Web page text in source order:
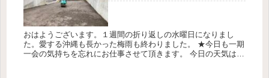
おはようございます。１週間の折り返しの水曜日になりまし
た。愛する沖縄も長かった梅雨も終わりました。 ★今日も一期
一会の気持ちを忘れにお仕事させて頂きます。 今日の天気は最